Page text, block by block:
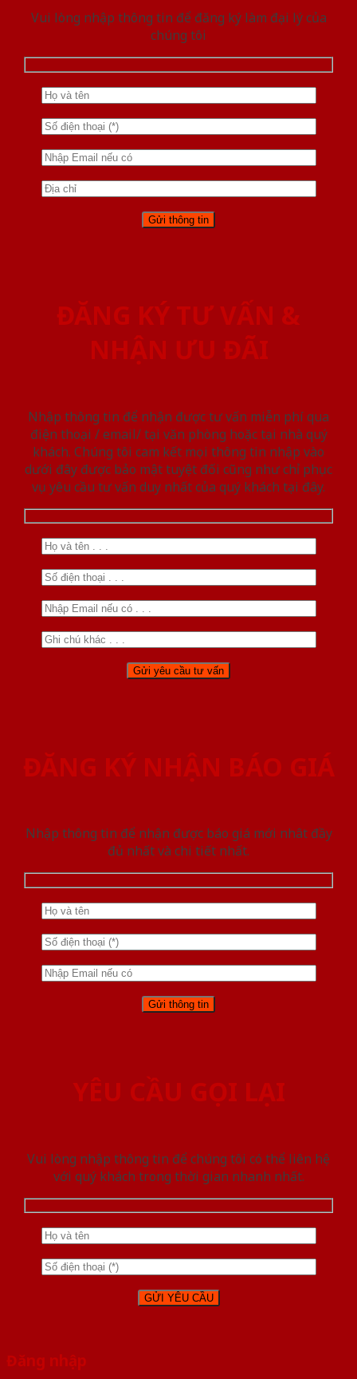
Vui lòng nhập thông tin để đăng ký làm đại lý của
chúng tôi
ĐĂNG KÝ TƯ VẤN &
NHẬN ƯU ĐÃI
Nhập thông tin để nhận được tư vấn miễn phí qua
điện thoại / email/ tại văn phòng hoặc tại nhà quý
khách. Chúng tôi cam kết mọi thông tin nhập vào
dưới đây được bảo mật tuyệt đối cũng như chỉ phục
vụ yêu cầu tư vấn duy nhất của quý khách tại đây.
ĐĂNG KÝ NHẬN BÁO GIÁ
Nhập thông tin để nhận được báo giá mới nhât đầy
đủ nhất và chi tiết nhất.
YÊU CẦU GỌI LẠI
Vui lòng nhập thông tin để chúng tôi có thể liên hệ
với quý khách trong thời gian nhanh nhất.
Đăng nhập